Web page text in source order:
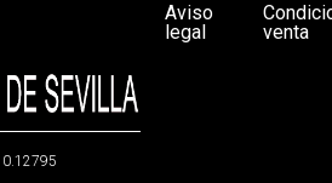
Aviso
legal
venta